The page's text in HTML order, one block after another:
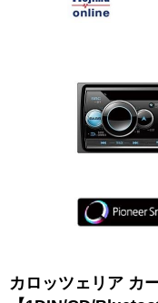
カロッツェリア カ